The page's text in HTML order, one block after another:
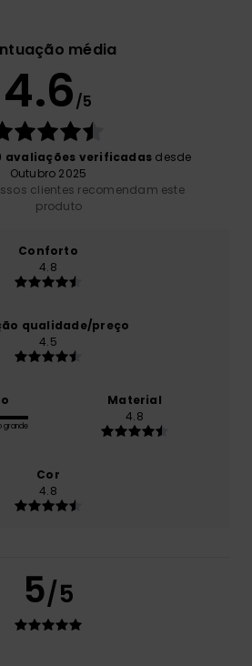
média
4.6/5
avaliações verificadas desde
Outubro 2025
clientes recomendam este
produto
Conforto
4.8
qualidade/preço
4.5
grande
Material
4.8
Cor
4.8
5/5